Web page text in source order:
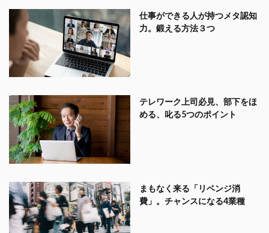
仕事ができる人が持つメタ認知
力。鍛える方法３つ
テレワーク上司必見、部下をほ
める、叱る5つのポイント
まもなく来る「リベンジ消
費」。チャンスになる4業種